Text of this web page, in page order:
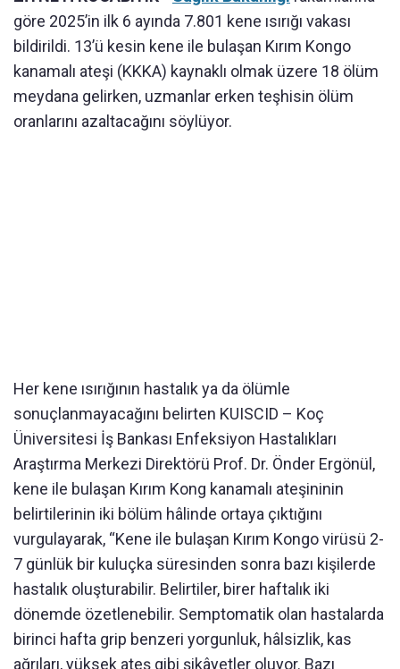
göre 2025’in ilk 6 ayında 7.801 kene ısırığı vakası
bildirildi. 13’ü kesin kene ile bulaşan Kırım Kongo
kanamalı ateşi (KKKA) kaynaklı olmak üzere 18 ölüm
meydana gelirken, uzmanlar erken teşhisin ölüm
oranlarını azaltacağını söylüyor.
Her kene ısırığının hastalık ya da ölümle
sonuçlanmayacağını belirten KUISCID – Koç
Üniversitesi İş Bankası Enfeksiyon Hastalıkları
Araştırma Merkezi Direktörü Prof. Dr. Önder Ergönül,
kene ile bulaşan Kırım Kong kanamalı ateşininin
belirtilerinin iki bölüm hâlinde ortaya çıktığını
vurgulayarak, “Kene ile bulaşan Kırım Kongo virüsü 2-
7 günlük bir kuluçka süresinden sonra bazı kişilerde
hastalık oluşturabilir. Belirtiler, birer haftalık iki
dönemde özetlenebilir. Semptomatik olan hastalarda
birinci hafta grip benzeri yorgunluk, hâlsizlik, kas
ağrıları, yüksek ateş gibi şikâyetler oluyor. Bazı